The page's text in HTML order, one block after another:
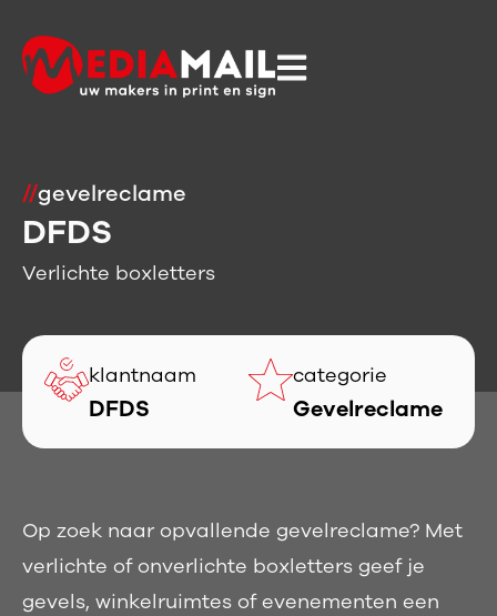
//gevelreclame
DFDS
Verlichte boxletters
klantnaam
DFDS
categorie
Gevelreclame
Op zoek naar opvallende gevelreclame? Met
verlichte of onverlichte boxletters geef je
gevels, winkelruimtes of evenementen een